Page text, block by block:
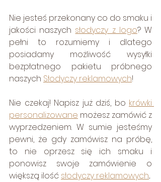
Nie jesteś przekonany co do smaku i
jakości naszych słodyczy z logo? W
pełni to rozumiemy i dlatego
posiadamy możliwość wysyłki
bezpłatnego pakietu próbnego
naszych Słodyczy reklamowych!
Nie czekaj! Napisz już dziś, bo krówki
personalizowane możesz zamówić z
wyprzedzeniem. W sumie jesteśmy
pewni, że gdy zamówisz na próbę,
to nie oprzesz się ich smaku i
ponowisz swoje zamówienie o
większą ilość słodyczy reklamowych.